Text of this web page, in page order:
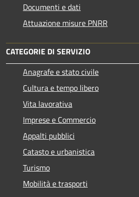
Documenti e dati
Attuazione misure PNRR
CATEGORIE DI SERVIZIO
Anagrafe e stato civile
Cultura e tempo libero
Vita lavorativa
Imprese e Commercio
Appalti pubblici
Catasto e urbanistica
Turismo
Mobilità e trasporti